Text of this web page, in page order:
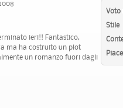
Voto
Stile
ieri!! Fantastico,
ma ha costruito un plot
un romanzo fuori dagli